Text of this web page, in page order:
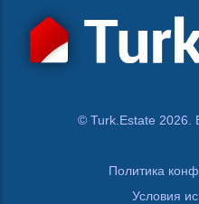
© Turk.Estate 2026.
Политика
Условия